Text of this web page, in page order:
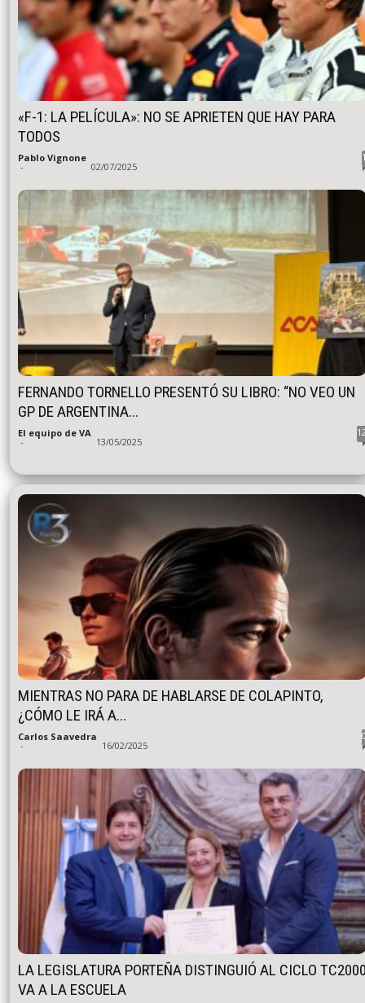
«F-1: LA PELÍCULA»: NO SE APRIETEN QUE HAY PARA
TODOS
Pablo Vignone
- 02/07/2025
FERNANDO TORNELLO PRESENTÓ SU LIBRO: “NO VEO UN
GP DE ARGENTINA...
El equipo de VA
- 13/05/2025
MIENTRAS NO PARA DE HABLARSE DE COLAPINTO,
¿CÓMO LE IRÁ A...
Carlos Saavedra
- 16/02/2025
LA LEGISLATURA PORTEÑA DISTINGUIÓ AL CICLO
VA A LA ESCUELA